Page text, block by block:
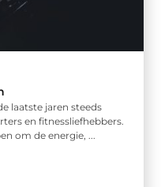
laatste jaren steeds
en fitnessliefhebbers.
om de energie, ...